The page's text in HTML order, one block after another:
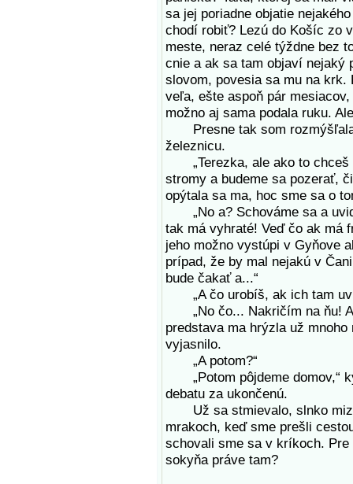
sa jej poriadne objatie
chodí robiť? Lezú do Košíc zo
meste, neraz celé týždne bez
cnie a ak sa tam objaví nejaký
slovom, povesia sa mu na krk.
veľa, ešte aspoň pár
možno aj sama podala ruku.
Presne tak som
železnicu.
„Terezka, ale ako to chceš
stromy a budeme sa pozerať,
opýtala sa ma, hoc sme sa o
„No a? Schováme sa a
tak má vyhraté! Veď čo ak má
jeho možno vystúpi v Gyňove
prípad, že by mal nejakú v
bude čakať a...“
„A čo urobíš, ak ich tam
„No čo... Nakričím na ňu! Aj
predstava ma hrýzla už
vyjasnilo.
„A potom?“
„Potom pôjdeme domov,“
debatu za ukončenú.
Už sa stmievalo, slnko
mrakoch, keď sme prešli
schovali sme sa v kríkoch.
sokyňa práve tam?